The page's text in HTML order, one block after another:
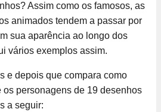
Assim como os famosos, as
animados tendem a passar por
sua aparência ao longo dos
vários exemplos assim.
e depois que compara como
os personagens de 19 desenhos
a seguir: